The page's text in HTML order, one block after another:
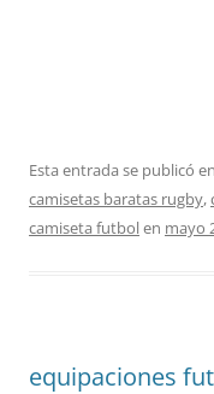
Esta entrada se publicó en
camisetas baratas rugby,
camiseta futbolen mayo
equipaciones